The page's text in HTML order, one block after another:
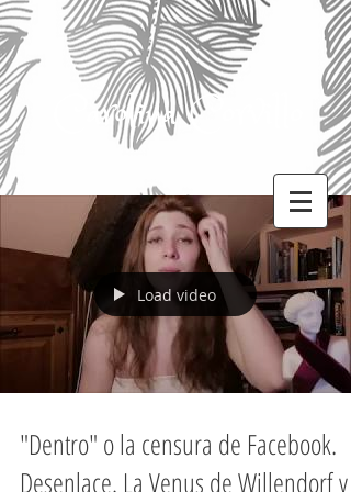
Carolina Corvillo
Load video
"Dentro" o la censura de Facebook.
Desenlace. La Venus de Willendorf y